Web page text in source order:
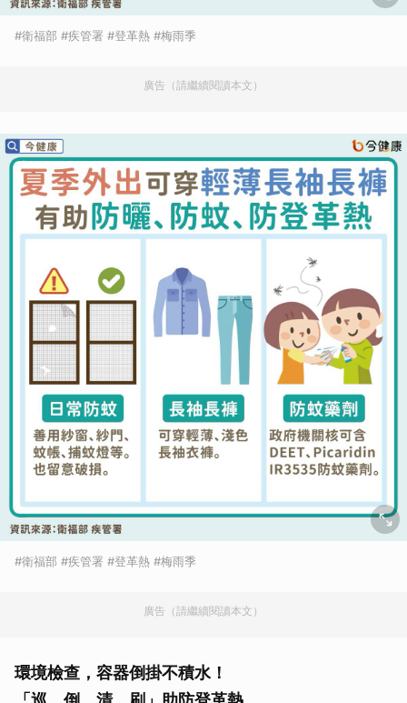
#衛福部 #疾管署 #登革熱 #梅雨季
廣告（請繼續閱讀本文）
#衛福部 #疾管署 #登革熱 #梅雨季
廣告（請繼續閱讀本文）
環境檢查，容器倒掛不積水！